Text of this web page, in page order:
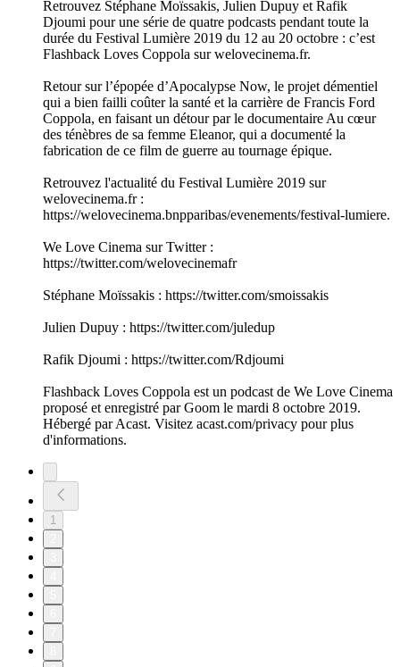
Retrouvez Stéphane Moïssakis, Julien Dupuy et Rafik
Djoumi pour une série de quatre podcasts pendant toute la
durée du Festival Lumière 2019 du 12 au 20 octobre : c’est
Flashback Loves Coppola sur welovecinema.fr.
Retour sur l’épopée d’Apocalypse Now, le projet démentiel
qui a bien failli coûter la santé et la carrière de Francis Ford
Coppola, en faisant un détour par le documentaire Au cœur
des ténèbres de sa femme Eleanor, qui a documenté la
fabrication de ce film de guerre au tournage épique.
Retrouvez l'actualité du Festival Lumière 2019 sur
welovecinema.fr :
https://welovecinema.bnpparibas/evenements/festival-lumiere.
We Love Cinema sur Twitter :
https://twitter.com/welovecinemafr
Stéphane Moïssakis : https://twitter.com/smoissakis
Julien Dupuy : https://twitter.com/juledup
Rafik Djoumi : https://twitter.com/Rdjoumi
Flashback Loves Coppola est un podcast de We Love Cinema
proposé et enregistré par Goom le mardi 8 octobre 2019.
Hébergé par Acast. Visitez acast.com/privacy pour plus
d'informations.
1